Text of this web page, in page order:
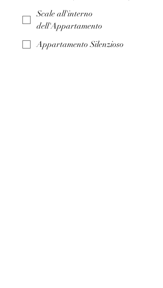
Scale all'interno
dell'Appartamento
Appartamento Silenzioso